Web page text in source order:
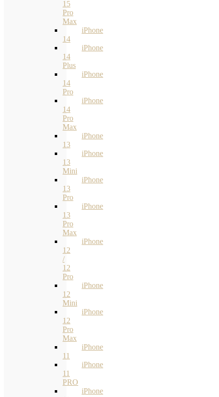
15
Pro
Max
iPhone
14
iPhone
14
Plus
iPhone
14
Pro
iPhone
14
Pro
Max
iPhone
13
iPhone
13
Mini
iPhone
13
Pro
iPhone
13
Pro
Max
iPhone
12
/
12
Pro
iPhone
12
Mini
iPhone
12
Pro
Max
iPhone
11
iPhone
11
PRO
iPhone